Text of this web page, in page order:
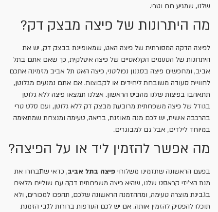
שלנו, שמגיע חם וטרי.
מה היתרונות של פיצה מבצק דק?
לפיצה הדקה המסורתית של פיצה האט, שמאופיינת בבצק דק, יש את
היתרונות של הטעמים הקלאסיים של פיצה איטלקית, כך שאם אתם בתל
אביב, ומחפשים פיצה בסגנון נפוליטני, פיצה האט תל אביב מזמינה אתכם
לחוויית סעודה משובחת ליחידים או לקבוצות. אם אתם נמנעים מגלוטן,
תתאהבו בפיצות שלנו מהביס הראשון. אצלנו תמצאו פיצה ללא גלוטן
בגודל של פיצה משפחתית מרובעת מבצק דק ללא גלוטן, ועם סלט טרי
בהרכבה אישית, יש לכם מנה מאוזנת, בריאה, טעימה ומנצחת שמתאימה
במיוחד לילדים, אבל גם למבוגרים.
מה אפשר להזמין ליד או על הפיצה?
בפעם הראשונה שתזמינו משלוחי פיצה בתל אביב, כדאי שתבחרו את
מנת הצ'יזי קראסט שלנו, שהיא פיצה משפחתית דקה עם שוליים מלאים
בגבינת מוצרה טעימה, ומההזמנה הראשונה שלכם, תהפכו למכורים, ולא
תוכלו להפסיק להזמין אותה. אם יש לכם העדפות ברורות לגבי הזמנת